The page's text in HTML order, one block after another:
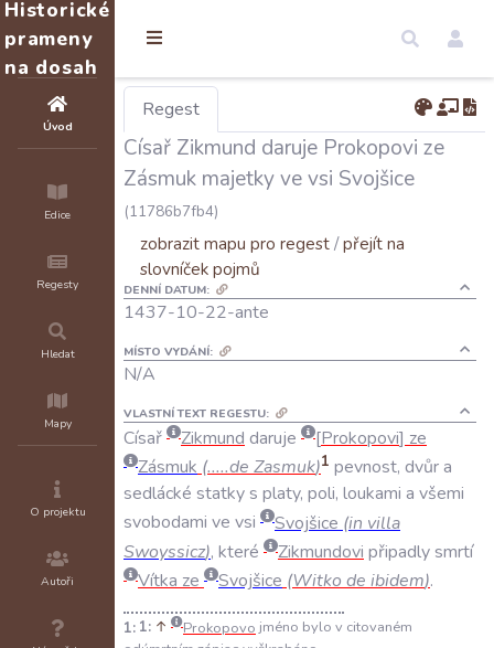
Historické
prameny
na dosah
Úvod
Edice
Regesty
Hledat
Mapy
O projektu
Autoři
Regest
Císař Zikmund daruje Prokopovi ze
Zásmuk majetky ve vsi Svojšice
(11786b7fb4)
zobrazit mapu pro regest/přejít na
slovníček pojmů
DENNÍ DATUM:
1437-10-22-ante
MÍSTO VYDÁNÍ:
N/A
VLASTNÍ TEXT REGESTU:
Císař Zikmund daruje Prokopovi ze
Zásmuk (.....de Zasmuk)1 pevnost, dvůra
sedlácké statkys platy, poli, loukami a všemi
svobodami ve vsi Svojšice (in villa
Swoyssicz), které Zikmundovi připadlysmrtí
Vítka ze Svojšice (Witko de ibidem).
1: ↑ Prokopovo jméno bylo v citovaném